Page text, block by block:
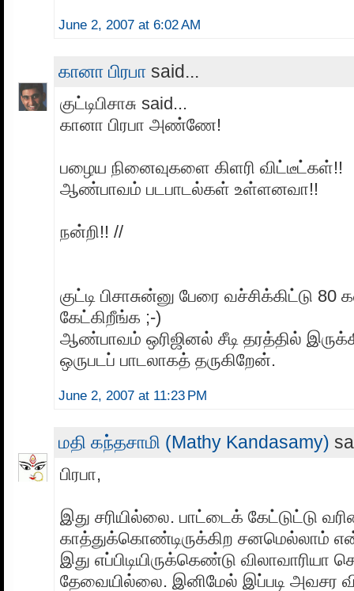
June 2, 2007 at 6:02 AM
கானா பிரபா said...
குட்டிபிசாசு said...
கானா பிரபா அண்ணே!
பழைய நினைவுகளை கிளரி விட்டீட்கள்!!
ஆண்பாவம் படபாடல்கள் உள்ளனவா!!
நன்றி!! //
குட்டி பிசாசுன்னு பேரை வச்சிக்கிட்டு 80
கேட்கிறீங்க ;-)
ஆண்பாவம் ஒரிஜினல் சீடி தரத்தில்
ஒருபடப் பாடலாகத் தருகிறேன்.
June 2, 2007 at 11:23 PM
மதி கந்தசாமி (Mathy Kandasamy)
பிரபா,
இது சரியில்லை. பாட்டைக் கேட்டுட்டு
காத்துக்கொண்டிருக்கிற சனமெல்லாம்
இது எப்பிடியிருக்கெண்டு விலாவாரியா
தேவையில்லை. இனிமேல் இப்படி அவசர